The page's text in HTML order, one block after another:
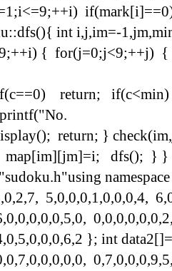
int i,j,im=-
{ for(j=0;j<9;++j)
if(c==0) return;
return; }
dfs(); } }
5,0,0,0,1,0,0,0,4,
}; int